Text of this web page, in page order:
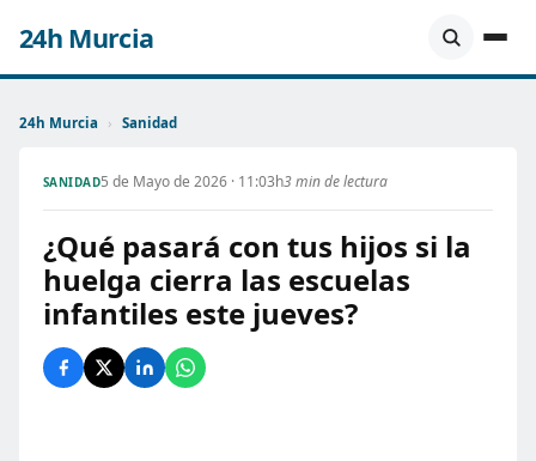
24h Murcia
24h Murcia › Sanidad
SANIDAD5 de Mayo de 2026 · 11:03h3 min de lectura
¿Qué pasará con tus hijos si la
huelga cierra las escuelas
infantiles este jueves?